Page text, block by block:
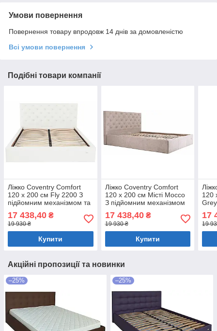
Умови повернення
Повернення товару впродовж 14 днів за домовленістю
Всі умови повернення
Подібні товари компанії
Ліжко Coventry Comfort
120 х 200 см Fly 2200 З
підйомним механізмом та
нішою для білизни Білий
17 438,40 ₴
19 930 ₴
Купити
Ліжко Coventry Comfort
120 х 200 см Місті Mocco
З підйомним механізмом
та нішою для білизни
Мокко
17 438,40₴
19 930 ₴
Купити
120
17
19
Акційні пропозиції та новинки
–25% –25%